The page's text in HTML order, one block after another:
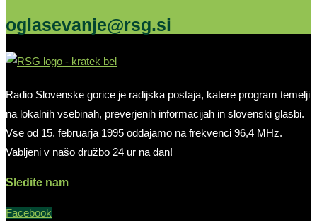
oglasevanje@rsg.si
Radio Slovenske gorice je radijska postaja, katere program temelji
na lokalnih vsebinah, preverjenih informacijah in slovenski glasbi.
Vse od 15. februarja 1995 oddajamo na frekvenci 96,4 MHz.
Vabljeni v našo družbo 24 ur na dan!
Sledite nam
Facebook